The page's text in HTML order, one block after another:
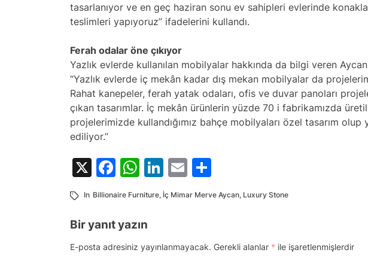
tasarlanıyor ve en geç haziran sonu ev sahipleri evlerinde
teslimleri yapıyoruz” ifadelerini kullandı.
Ferah odalar öne çıkıyor
Yazlık evlerde kullanılan mobilyalar hakkında da bilgi veren
“Yazlık evlerde iç mekân kadar dış mekan mobilyalar da
Rahat kanepeler, ferah yatak odaları, ofis ve duvar panoları
çıkan tasarımlar. İç mekân ürünlerin yüzde 70 i fabrikamızda
projelerimizde kullandığımız bahçe mobilyaları özel tasarım olup
ediliyor.”
X Facebook
WhatsApp
LinkedIn
Email
In Billionaire Furniture, İç Mimar Merve Aycan, Luxury Stone
Bir yanıt yazın
E-posta adresiniz yayınlanmayacak. Gerekli alanlar * ile işaretlenmişlerdir